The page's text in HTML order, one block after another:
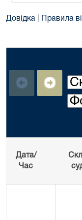
Довідка Правила
Дата/
Час